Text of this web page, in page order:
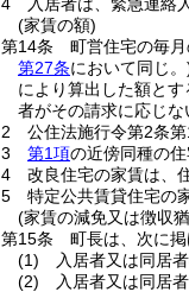
(家賃の額)
第14条
町営住宅の毎月
第27条において同じ。
により算出した額とす
者がその請求に応じな
2
公住法施行令第2条
3
第1項の近傍同種の
4
改良住宅の家賃は、
5
特定公共賃貸住宅の
(家賃の減免又は徴収
第15条
町長は、次に
(1)
入居者又は同居
(2)
入居者又は同居